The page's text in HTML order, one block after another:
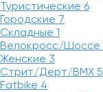
Туристические 6
Городские 7
Складные 1
Велокросс/Шоссе
Женские 3
Стрит/Дерт/BMX 5
Fatbike 4